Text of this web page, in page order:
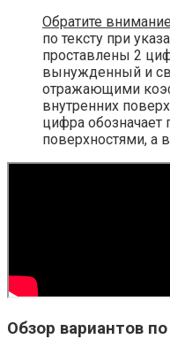
Обратите
по тексту при
проставлены 2
вынужденный и
отражающими
внутренних
цифра
поверхностями, а
Обзор вариантов